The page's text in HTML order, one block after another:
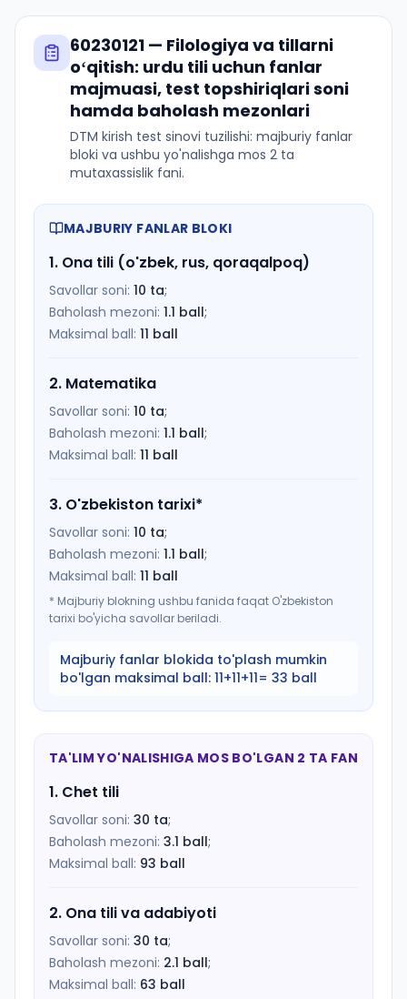
60230121 — Filologiya va tillarni
oʻqitish: urdu tili uchun fanlar
majmuasi, test topshiriqlari soni
hamda baholash mezonlari
DTM kirish test sinovi tuzilishi: majburiy fanlar
bloki va ushbu yo'nalishga mos 2 ta
mutaxassislik fani.
MAJBURIY FANLAR BLOKI
1. Ona tili (o'zbek, rus, qoraqalpoq)
Savollar soni: 10 ta;
Baholash mezoni: 1.1 ball;
Maksimal ball: 11 ball
2. Matematika
Savollar soni: 10 ta;
Baholash mezoni: 1.1 ball;
Maksimal ball: 11 ball
3. O'zbekiston tarixi*
Savollar soni: 10 ta;
Baholash mezoni: 1.1 ball;
Maksimal ball: 11 ball
* Majburiy blokning ushbu fanida faqat O'zbekiston
tarixi bo'yicha savollar beriladi.
Majburiy fanlar blokida to'plash mumkin
bo'lgan maksimal ball: 11+11+11= 33 ball
TA'LIM YO'NALISHIGA MOS BO'LGAN 2 TA FAN
1. Chet tili
Savollar soni: 30 ta;
Baholash mezoni: 3.1 ball;
Maksimal ball: 93 ball
2. Ona tili va adabiyoti
Savollar soni: 30 ta;
Baholash mezoni: 2.1 ball;
Maksimal ball: 63 ball